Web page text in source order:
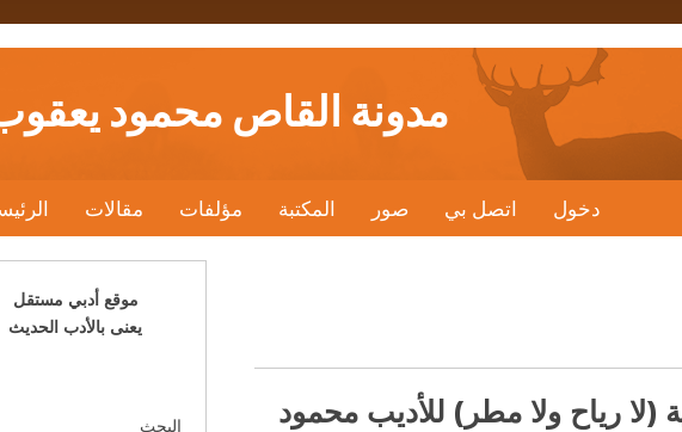
مدونة القاص محمود
مقالات مؤلفات المكتبة صور اتصل بي دخول
(لا رياح ولا مطر) للأديب محمود
موقع أدبي مستقل
يعنى بالأدب الحديث
البحث